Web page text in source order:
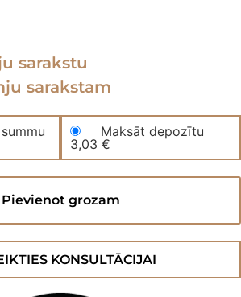
sarakstu
sarakstam
Maksāt depozītu
3,03 €
Pievienot grozam
KONSULTĀCIJAI